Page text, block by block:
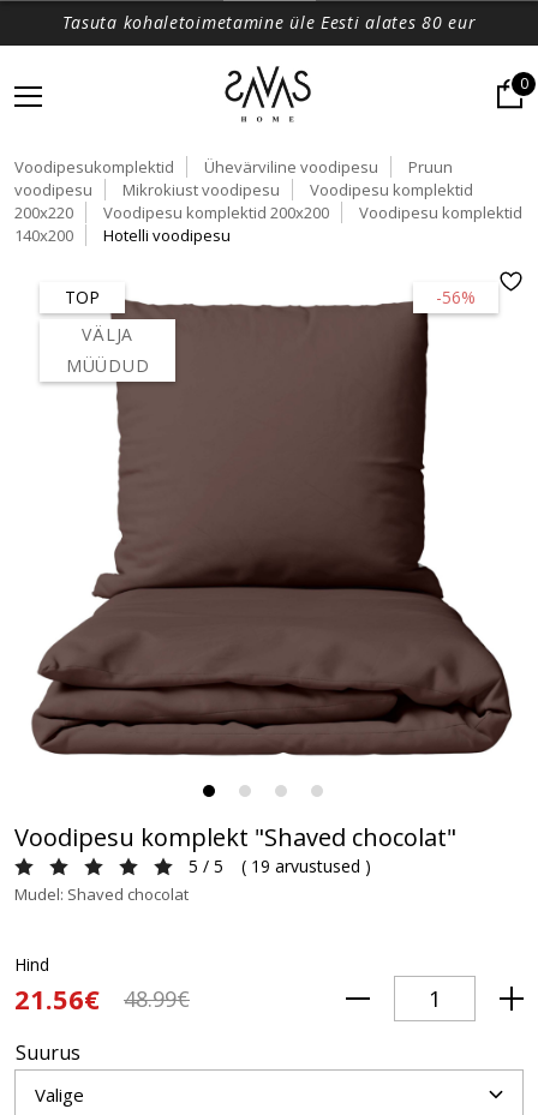
Tasuta kohaletoimetamine üle Eesti alates 80 eur
0
Voodipesukomplektid Ühevärviline voodipesu
Pruun
voodipesu
Mikrokiust voodipesu
Voodipesu komplektid
200x220
Voodipesu komplektid 200x200
Voodipesu komplektid
140x200
Hotelli voodipesu
-56%
TOP
VÄLJA
MÜÜDUD
Voodipesu komplekt "Shaved chocolat"
5 / 5 ( 19 arvustused )
Mudel: Shaved chocolat
Hind
21.56€ 48.99€
Suurus